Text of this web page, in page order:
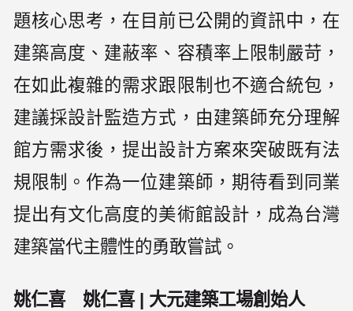
題核心思考，在目前已公開的資訊中，在
建築高度、建蔽率、容積率上限制嚴苛，
在如此複雜的需求跟限制也不適合統包，
建議採設計監造方式，由建築師充分理解
館方需求後，提出設計方案來突破既有法
規限制。作為一位建築師，期待看到同業
提出有文化高度的美術館設計，成為台灣
建築當代主體性的勇敢嘗試。
姚仁喜 姚仁喜 | 大元建築工場創始人